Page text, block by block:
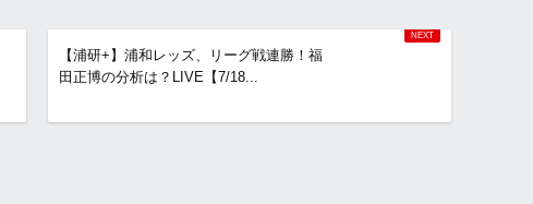
【浦研+】浦和レッズ、リーグ戦連勝！福
田正博の分析は？LIVE【7/18...